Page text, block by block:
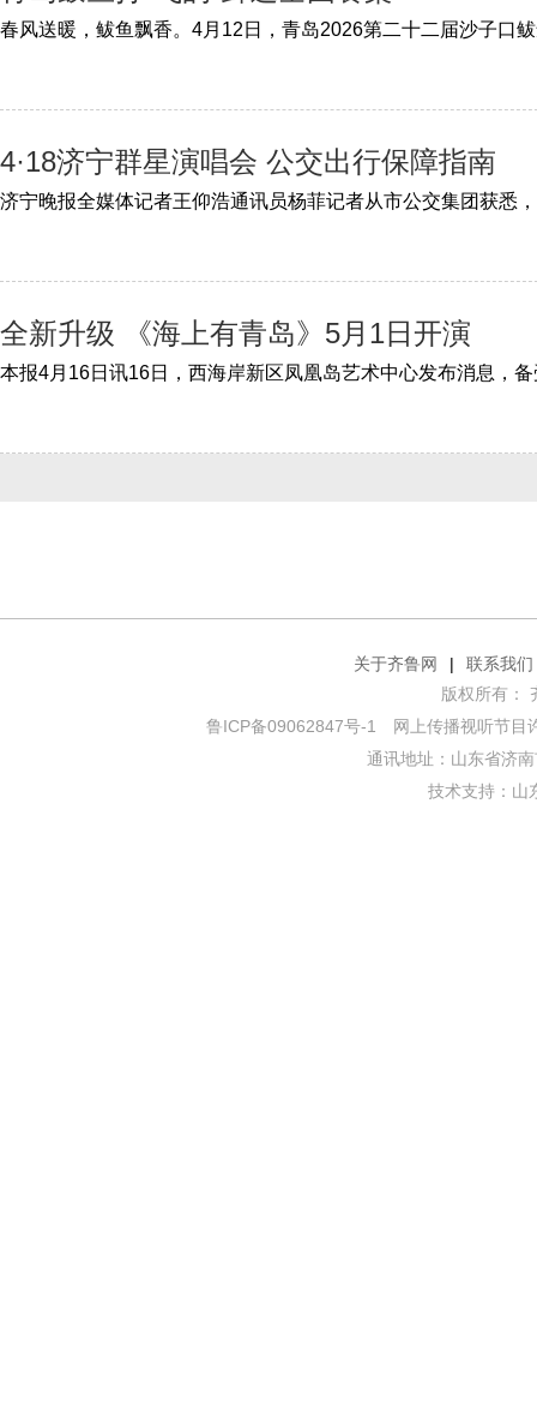
4·18济宁群星演唱会 公交出行保障指南
全新升级 《海上有青岛》5月1日开演
关于齐鲁网 |
联系我们
版权所有：
鲁ICP备09062847号-1
网上传播视听节目
通讯地址：山东省济
技术支持： 山